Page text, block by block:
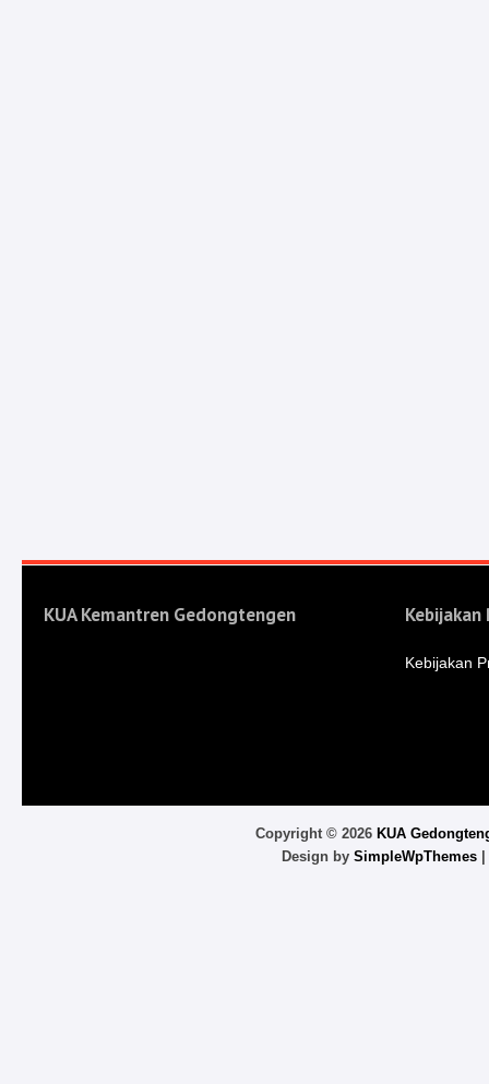
KUA Kemantren Gedongtengen Kebijakan
Kebijakan
Copyright © 2026 KUA
Design by SimpleWpThemes |